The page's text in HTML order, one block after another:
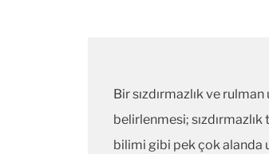
Bir sızdırmazlık ve
belirlenmesi;
bilimi gibi pek çok alanda